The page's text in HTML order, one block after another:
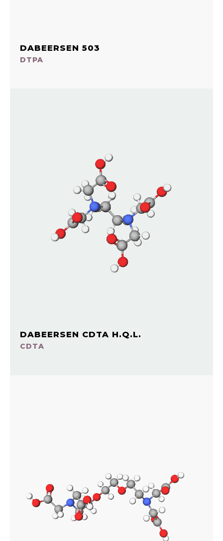
DABEERSEN 503
DTPA
DABEERSEN CDTA H.Q.L.
CDTA